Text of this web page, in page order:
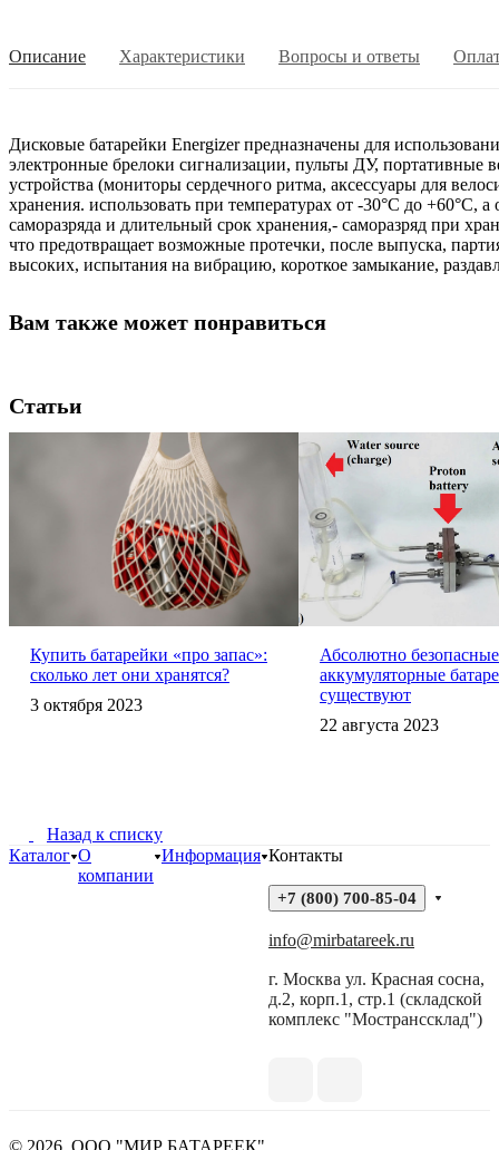
Описание Характеристики Вопросы и ответы
Дисковые батарейки Energizer предназначены для
электронные брелоки сигнализации, пульты ДУ,
устройства (мониторы сердечного ритма, аксессуары для
хранения. использовать при температурах от -30°C до
саморазряда и длительный срок хранения,- саморазряд при
что предотвращает возможные протечки, после выпуска,
высоких, испытания на вибрацию, короткое замыкание,
Вам также может понравиться
Статьи
Купить батарейки «про запас»:
сколько лет они хранятся?
3 октября 2023
Абсолютно безопасные
аккумуляторные
существуют
22 августа 2023
Назад к списку
Каталог О
компании
Информация Контакты
+7 (800) 700-85-04
info@mirbatareek.ru
г. Москва ул. Красная сосна,
д.2, корп.1, стр.1 (складской
комплекс "Мостранссклад")